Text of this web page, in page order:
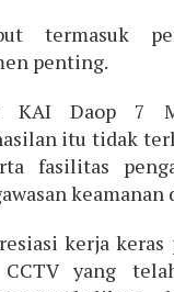
termasuk
penting.
KAI Daop 7
itu tidak
fasilitas
kerja
yang